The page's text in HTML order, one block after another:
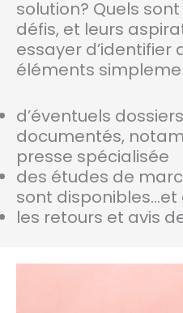
solution? Quels
défis, et leurs
essayer d’identifier
éléments
d’éventuels
documentés,
presse spécialisée
des études de
sont
les retours et avis